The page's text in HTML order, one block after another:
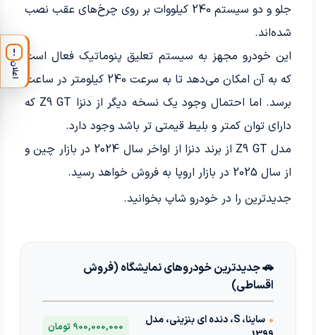
جلو و دو سیستم 240 کیلووات بر روی چرخ‌های عقب نصب
شده‌اند.
این خودرو مجهز به سیستم تعلیق پنوماتیک فعال است
که به آن امکان می‌دهد تا به سرعت 240 کیلومتر در ساعت
برسد. اما احتمال وجود یک نسخه دیگر از دنزا Z9 GT که
دارای توان کمتر و بلیط قیمتی تر باشد وجود دارد.
مدل Z9 GT از برند دنزا از اواخر سال 2024 در بازار چین و
از سال 2025 در بازار اروپا به فروش خواهد رسید.
جدیدترین را در خودرو شاپ بخوانید.
🚗 جدیدترین خودروهای نمایشگاه (فروش
اقساطی)
•
ساینا، S، دنده ای بنزینی، مدل
900,000,000 تومان
!
اعلان